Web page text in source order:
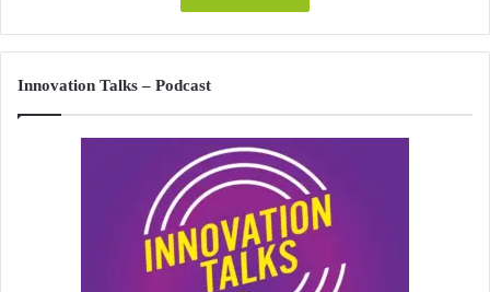
Innovation Talks – Podcast